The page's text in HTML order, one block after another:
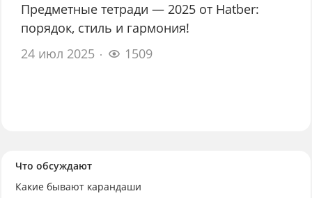
Предметные тетради — 2025 от Hatber:
порядок, стиль и гармония!
24 июл 2025
1509
Что обсуждают
Какие бывают карандаши